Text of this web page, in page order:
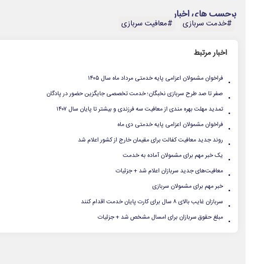
برچسب های اخبار
#خدمت سربازی #معافیت سربازی
اخبار مرتبط
. فراخوان مشمولان اعزامی پایه خدمتی مرداد ماه سال ۱۴۰۵
. صفر تا صد طرح سربازی نخبگان؛ خدمت تخصصی جایگزین حضور در پادگان
. تمدید مهلت بهره مندی از معافیت سه فرزندی و بیشتر تا پایان سال ۱۴۰۷ ‌
. فراخوان مشمولان اعزامی پایه خدمتی دی ماه
. روند جدید معافیت کفالت برای مقیمان خارج از کشور اعلام شد
. یک خبر مهم برای مشمولان آماده به خدمت
. معافیت‌های جدید سربازان اعلام شد + جزئیات
. خبر مهم برای مشمولان سربازی
. سربازان غایب بالای ۸ سال برای کارت پایان خدمت اقدام کنند
. مبلغ حقوق سربازان برای امسال مشخص شد + جزئیات